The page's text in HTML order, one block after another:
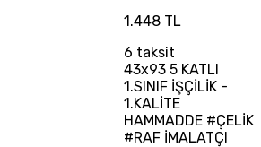
1.448 TL
6 taksit
43x93 5 KATLI
1.SINIF İŞÇİLİK -
1.KALİTE
HAMMADDE #ÇELİK
#RAF İMALATÇI